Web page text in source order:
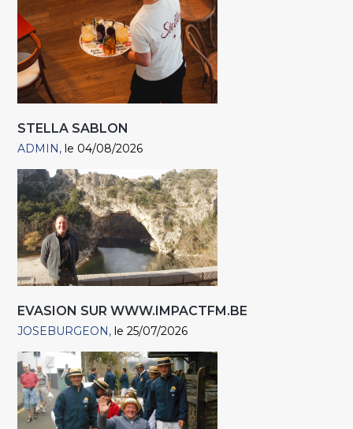
STELLA SABLON
ADMIN le 04/08/2026
EVASION SUR WWW.IMPACTFM.BE
JOSEBURGEON le 25/07/2026